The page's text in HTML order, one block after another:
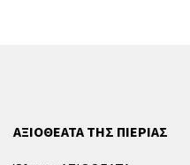
ΑΞΙΟΘΕΑΤΑ ΤΗΣ ΠΙΕΡΙΑΣ